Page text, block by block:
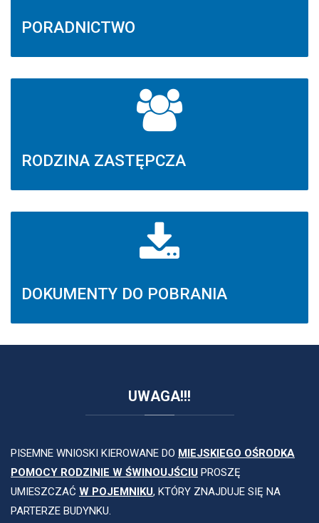
PORADNICTWO
RODZINA ZASTĘPCZA
DOKUMENTY DO POBRANIA
UWAGA!!!
PISEMNE WNIOSKI KIEROWANE DO MIEJSKIEGO OŚRODKA
POMOCY RODZINIE W ŚWINOUJŚCIU PROSZĘ
UMIESZCZAĆ W POJEMNIKU, KTÓRY ZNAJDUJE SIĘ NA
PARTERZE BUDYNKU.